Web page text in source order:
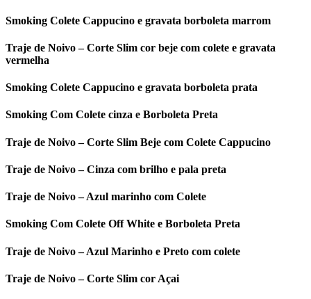
Smoking Colete Cappucino e gravata borboleta marrom
Traje de Noivo – Corte Slim cor beje com colete e gravata
vermelha
Smoking Colete Cappucino e gravata borboleta prata
Smoking Com Colete cinza e Borboleta Preta
Traje de Noivo – Corte Slim Beje com Colete Cappucino
Traje de Noivo – Cinza com brilho e pala preta
Traje de Noivo – Azul marinho com Colete
Smoking Com Colete Off White e Borboleta Preta
Traje de Noivo – Azul Marinho e Preto com colete
Traje de Noivo – Corte Slim cor Açai